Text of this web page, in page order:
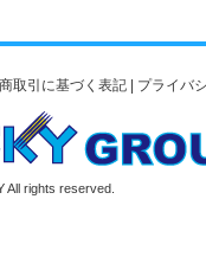
取引に基づく表記| プライバ
All rights reserved.